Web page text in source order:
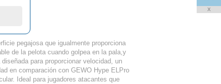
pegajosa que igualmente proporciona
de la pelota cuando golpea en la pala,y
para proporcionar velocidad, un
en comparación con GEWO Hype ELPro
Ideal para jugadores atacantes que
X